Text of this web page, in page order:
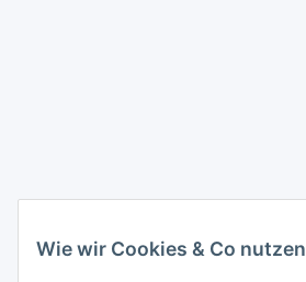
Wie wir Cookies & Co nutzen